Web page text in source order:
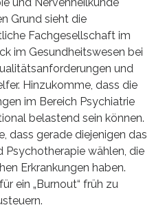
Grund sieht die
Fachgesellschaft im
im Gesundheitswesen bei
und
Hinzukomme, dass die
im Bereich Psychiatrie
belastend sein können.
dass gerade diejenigen das
Psychotherapie wählen, die
Erkrankungen haben.
ein „Burnout“ früh zu